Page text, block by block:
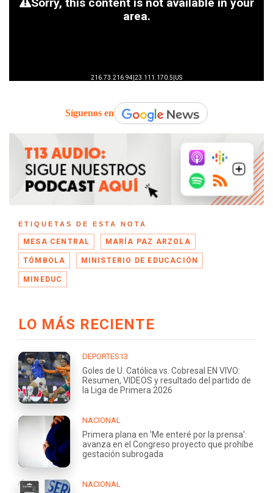
Síguenos en
ETIQUETAS DE ESTA NOTA
MESA CENTRAL MARÍA PAZ ARZOLA
TÓMBOLA MINISTERIO DE EDUCACIÓN
MINEDUC
LO MÁS RECIENTE
DEPORTES13
Goles de U. Católica vs. Cobresal EN VIVO:
Resumen, VIDEOS y resultado del partido de
la Liga de Primera 2026
NACIONAL
Primera plana en 'Me enteré por la prensa':
avanza en el Congreso proyecto que prohíbe
gestación subrogada
NACIONAL